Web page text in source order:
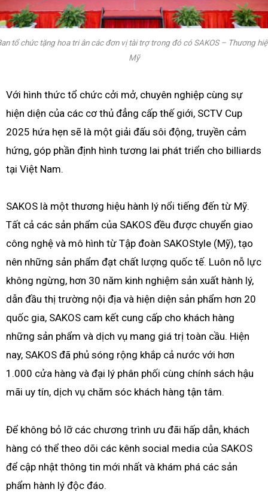
tổ chức tặng hoa tri ân các đơn vị tài trợ trong đó có SAKOS – Thương
Mỹ
Với hình thức tổ chức cởi mở, chuyên nghiệp cùng sự
hiện diện của các cơ thủ đẳng cấp thế giới, SCTV Cup
2025 hứa hẹn sẽ là một giải đấu sôi động, truyền cảm
hứng, góp phần định hình tương lai phát triển cho billiards
tại Việt Nam.
SAKOS là một thương hiệu hành lý nổi tiếng đến từ Mỹ.
Tất cả các sản phẩm của SAKOS đều được chuyển giao
công nghệ và mô hình từ Tập đoàn SAKOStyle (Mỹ), tạo
nên những sản phẩm đạt chất lượng quốc tế. Luôn nỗ lực
không ngừng, hơn 30 năm kinh nghiệm sản xuất hành lý,
dẫn đầu thị trường nội địa và hiện diện sản phẩm hơn 20
quốc gia, SAKOS cam kết cung cấp cho khách hàng
những sản phẩm và dịch vụ mang giá trị toàn cầu. Hiện
nay, SAKOS đã phủ sóng rộng khắp cả nước với hơn
1.000 cửa hàng và đại lý phân phối cùng chính sách hậu
mãi uy tín, dịch vụ chăm sóc khách hàng tận tâm.
Để không bỏ lỡ các chương trình ưu đãi hấp dẫn, khách
hàng có thể theo dõi các kênh social media của SAKOS
để cập nhật thông tin mới nhất và khám phá các sản
phẩm hành lý độc đáo.